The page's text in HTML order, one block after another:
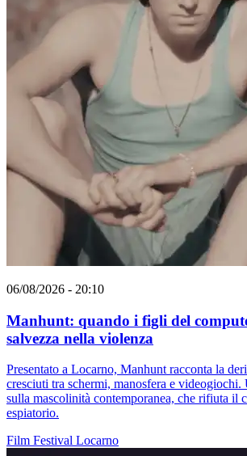
06/08/2026 - 20:10
Manhunt: quando i figli del
salvezza nella violenza
Presentato a Locarno, Manhunt racconta la
cresciuti tra schermi, manosfera e videogiochi.
sulla mascolinità contemporanea, che rifiuta il
espiatorio.
Film Festival Locarno